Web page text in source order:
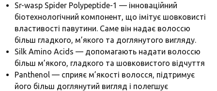
Sr-wasp Spider Polypeptide-1 — інноваційний
біотехнологічний компонент, що імітує шовковисті
властивості павутини. Саме він надає волоссю
більш гладкого, м’якого та доглянутого вигляду.
Silk Amino Acids — допомагають надати волоссю
більш м’якого, гладкого та шовковистого відчуття
Panthenol — сприяє м’якості волосся, підтримує
його більш доглянутий вигляд і полегшує